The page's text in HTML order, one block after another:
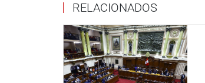
Previamente, en su calidad de
saludo protocolar a la titular del
Adriana Giudice Alva, y del gerente
Posteriormente, María del
Empresarial Colombiano (CEC),
RELACIONADOS